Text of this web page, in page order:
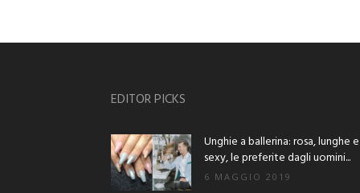
EDITOR PICKS
Unghie a ballerina: rosa, lunghe e
sexy, le preferite dagli uomini...
6 MAGGIO 2019